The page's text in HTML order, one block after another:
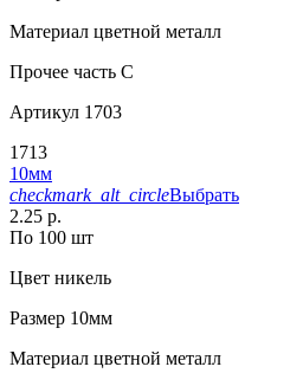
Материал цветной металл
Прочее часть С
Артикул 1703
1713
10мм
checkmark_alt_circleВыбрать
2.25 р.
По 100 шт
Цвет никель
Размер 10мм
Материал цветной металл